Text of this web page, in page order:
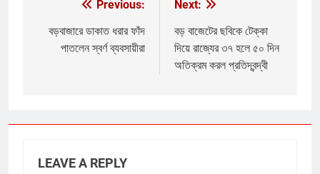
navigation
Previous:
বড়বাজারে ডাকাত ধরার ফাঁদ
পাতলেন স্বর্ণ ব্যবসায়ীরা
Next:
বড় বাজেটের ছবিকে টেক্কা
দিয়ে রাজ্যের ৩৭ হলে ৫০ দিন
অতিক্রম করল প্রতিদ্বন্দ্বী
LEAVE A REPLY